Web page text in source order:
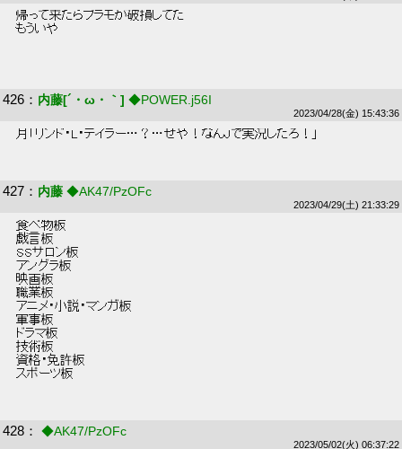
帰って来たらプラモが破損してた
もういや
426 ： 内藤[´・ω・｀] ◆POWER.j56I
2023/04/28(金) 15:43:36
月「リンド・L・テイラー…？…せや！なんJで実況したろ！」
427 ： 内藤 ◆AK47/PzOFc
2023/04/29(土) 21:33:29
食べ物板
戯言板
SSサロン板
アングラ板
映画板
職業板
アニメ・小説・マンガ板
軍事板
ドラマ板
技術板
資格・免許板
スポーツ板
428 ： ◆AK47/PzOFc
2023/05/02(火) 06:37:22